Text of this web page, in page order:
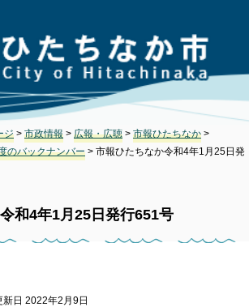
ジ > 市政情報 > 広報・広聴 > 市報ひたちなか >
のバックナンバー > 市報ひたちなか令和4年1月25日発
和4年1月25日発行651号
日 2022年2月9日